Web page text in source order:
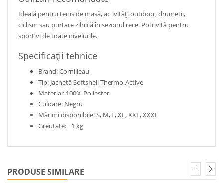
Ideală pentru tenis de masă, activități outdoor, drumetii,
ciclism sau purtare zilnică în sezonul rece. Potrivită pentru
sportivi de toate nivelurile.
Specificații tehnice
Brand: Cornilleau
Tip: Jachetă Softshell Thermo-Active
Material: 100% Poliester
Culoare: Negru
Mărimi disponibile: S, M, L, XL, XXL, XXXL
Greutate: ~1 kg
PRODUSE SIMILARE